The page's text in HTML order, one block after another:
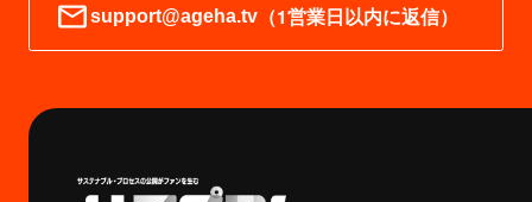
support@ageha.tv（1営業日以内に返信）